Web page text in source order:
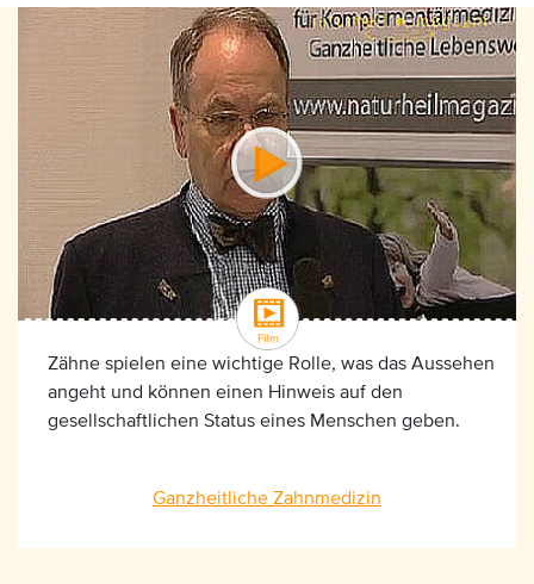
Zähne spielen eine wichtige Rolle, was das Aussehen
angeht und können einen Hinweis auf den
gesellschaftlichen Status eines Menschen geben.
Ganzheitliche Zahnmedizin